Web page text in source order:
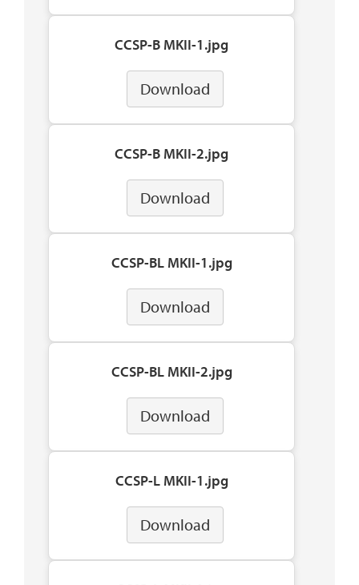
CCSP-B MKII-1.jpg
Download
CCSP-B MKII-2.jpg
Download
CCSP-BL MKII-1.jpg
Download
CCSP-BL MKII-2.jpg
Download
CCSP-L MKII-1.jpg
Download